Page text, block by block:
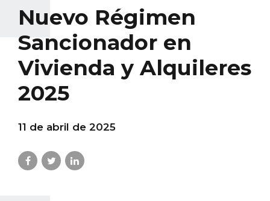
Nuevo Régimen
Sancionador en
Vivienda y Alquileres
2025
11 de abril de 2025